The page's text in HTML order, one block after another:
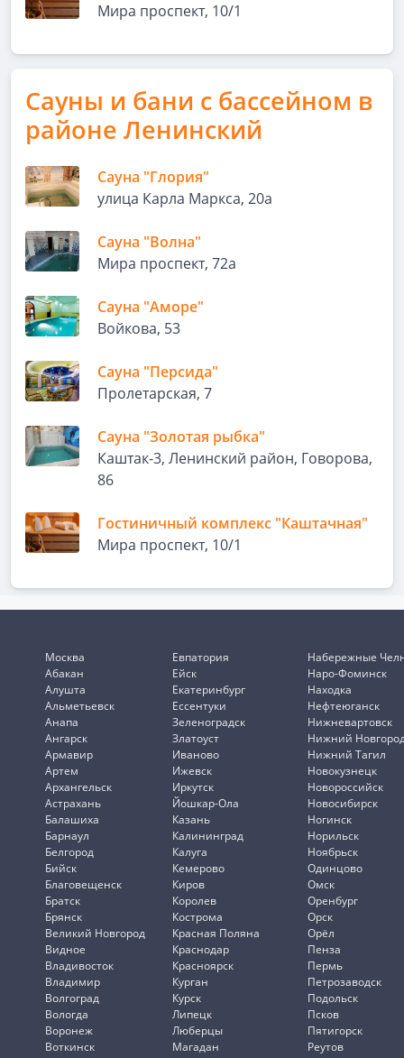
Мира проспект, 10/1
Сауны и бани с бассейном в
районе Ленинский
Сауна "Глория"
улица Карла Маркса, 20а
Сауна "Волна"
Мира проспект, 72а
Сауна "Аморе"
Войкова, 53
Сауна "Персида"
Пролетарская, 7
Сауна "Золотая рыбка"
Каштак-3, Ленинский район, Говорова,
86
Гостиничный комплекс "Каштачная"
Мира проспект, 10/1
Москва
Абакан
Алушта
Альметьевск
Анапа
Ангарск
Армавир
Артем
Архангельск
Астрахань
Балашиха
Барнаул
Белгород
Бийск
Благовещенск
Братск
Брянск
Великий Новгород
Видное
Владивосток
Владимир
Волгоград
Вологда
Воронеж
Воткинск
Евпатория
Ейск
Екатеринбург
Ессентуки
Зеленоградск
Златоуст
Иваново
Ижевск
Иркутск
Йошкар-Ола
Казань
Калининград
Калуга
Кемерово
Киров
Королев
Кострома
Красная Поляна
Краснодар
Красноярск
Курган
Курск
Липецк
Люберцы
Магадан
Набережные
Наро-Фоминск
Находка
Нефтеюганск
Нижневартовск
Нижний
Нижний Тагил
Новокузнецк
Новороссийск
Новосибирск
Ногинск
Норильск
Ноябрьск
Одинцово
Омск
Оренбург
Орск
Орёл
Пенза
Пермь
Петрозаводск
Подольск
Псков
Пятигорск
Реутов